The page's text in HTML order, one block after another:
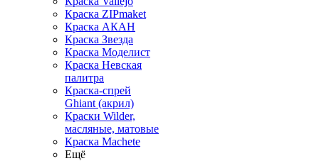
Краска ZIPmaket
Краска АКАН
Краска Звезда
Краска Моделист
Краска Невская
палитра
Краска-спрей
Ghiant (акрил)
Краски Wilder,
масляные, матовые
Краска Machete
Ещё